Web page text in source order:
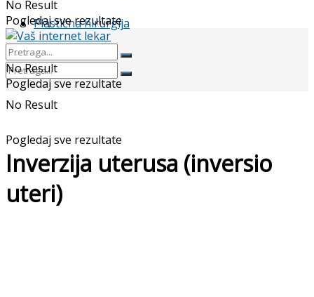
Plastična hirurgija
No Result
Pogledaj sve rezultate
No Result
Pogledaj sve rezultate
No Result
Pogledaj sve rezultate
Inverzija uterusa (inversio
uteri)